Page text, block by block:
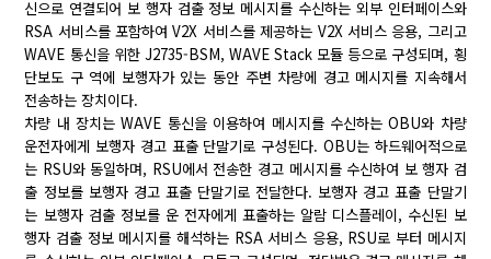
신으로 연결되어 보 행자 검출 정보 메시지를 수신하는 외부 인터페이스와
RSA 서비스를 포함하여 V2X 서비스를 제공하는 V2X 서비스 응용, 그리고
WAVE 통신을 위한 J2735-BSM, WAVE Stack 모듈 등으로 구성되며, 횡
단보도 구 역에 보행자가 있는 동안 주변 차량에 경고 메시지를 지속해서
전송하는 장치이다.
차량 내 장치는 WAVE 통신을 이용하여 메시지를 수신하는 OBU와 차량
운전자에게 보행자 경고 표출 단말기로 구성된다. OBU는 하드웨어적으로
는 RSU와 동일하며, RSU에서 전송한 경고 메시지를 수신하여 보 행자 검
출 정보를 보행자 경고 표출 단말기로 전달한다. 보행자 경고 표출 단말기
는 보행자 검출 정보를 운 전자에게 표출하는 알람 디스플레이, 수신된 보
행자 검출 정보 메시지를 해석하는 RSA 서비스 응용, RSU로 부터 메시지